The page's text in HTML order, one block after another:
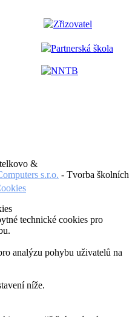
Zřizovatel
Partnerská škola
NNTB
&
s.r.o. - Tvorba školních
technické cookies pro
analýzu pohybu uživatelů na
níže.